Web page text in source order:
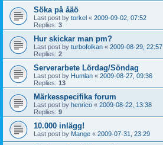
Söka på åäö
Last post by torkel « 2009-09-02, 07:52
Replies: 3
Hur skickar man pm?
Last post by turbofolkan « 2009-08-29, 22:57
Replies: 2
Serverarbete Lördag/Söndag
Last post by Humlan « 2009-08-27, 09:36
Replies: 13
Märkesspecifika forum
Last post by henrico « 2009-08-22, 13:38
Replies: 9
10.000 inlägg!
Last post by Mange « 2009-07-31, 23:29